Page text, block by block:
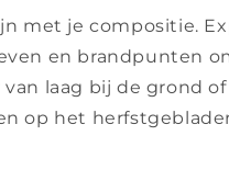
met je compositie.
en brandpunten
laag bij de grond
op het